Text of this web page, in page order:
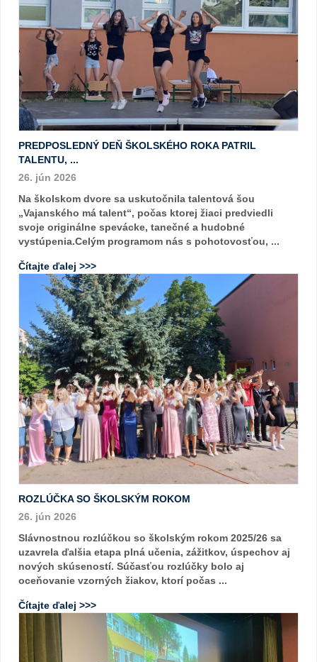
PREDPOSLEDNÝ DEŇ ŠKOLSKÉHO ROKA PATRIL
TALENTU, ...
26. jún 2026
Na školskom dvore sa uskutočnila talentová šou
„Vajanského má talent“, počas ktorej žiaci predviedli
svoje originálne spevácke, tanečné a hudobné
vystúpenia.Celým programom nás s pohotovosťou, ...
Čítajte ďalej >>>
ROZLÚČKA SO ŠKOLSKÝM ROKOM
26. jún 2026
Slávnostnou rozlúčkou so školským rokom 2025/26 sa
uzavrela ďalšia etapa plná učenia, zážitkov, úspechov aj
nových skúseností. Súčasťou rozlúčky bolo aj
oceňovanie vzorných žiakov, ktorí počas ...
Čítajte ďalej >>>